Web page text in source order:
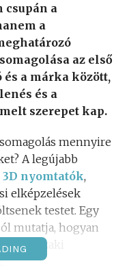
csupán a
a
az első
a márka között,
és a
szerepet kap.
mennyire
A legújabb
3D nyomtatók,
elképzelések
testet. Egy
mutatja, hogyan
a műszaki